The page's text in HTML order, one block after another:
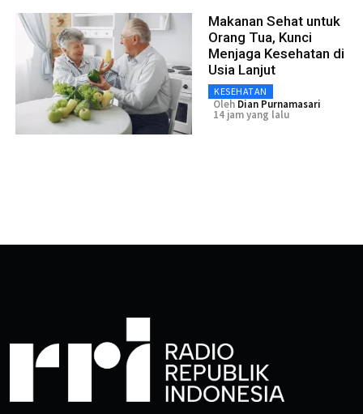
Makanan Sehat untuk
Orang Tua, Kunci
Menjaga Kesehatan di
Usia Lanjut
KESEHATAN
Oleh Dian Purnamasari
14 jam yang lalu